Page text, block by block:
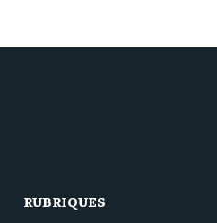
RUBRIQUES